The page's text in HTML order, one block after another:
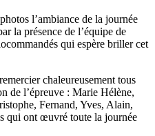
l’ambiance de la journée
la présence de l’équipe de
qui espère briller cet
chaleureusement tous
de l’épreuve : Marie Hélène,
Fernand, Yves, Alain,
qui ont œuvré toute la journée